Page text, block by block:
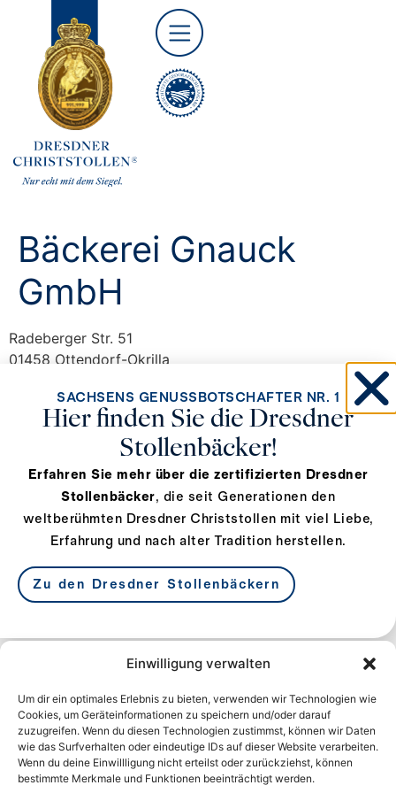
Einwilligung verwalten
Um dir ein optimales Erlebnis zu bieten, verwenden wir Technologien wie
Cookies, um Geräteinformationen zu speichern und/oder darauf
zuzugreifen. Wenn du diesen Technologien zustimmst, können wir Daten
wie das Surfverhalten oder eindeutige IDs auf dieser Website verarbeiten.
Wenn du deine Einwillligung nicht erteilst oder zurückziehst, können
bestimmte Merkmale und Funktionen beeinträchtigt werden.
Bäckerei Gnauck
GmbH
Radeberger Str. 51
01458 Ottendorf-Okrilla
F +49 35205 70193
info@stollen24.com
www.stollen24.com
DRESDNER STOLLEN E.V.
Am Lagerplatz 8
01099 Dresden
Deutschland
SACHSENS GENUSSBOTSCHAFTER NR. 1
Hier finden Sie die Dresdner
Stollenbäcker!
Erfahren Sie mehr über die zertifizierten Dresdner
Stollenbäcker, die seit Generationen den
weltberühmten Dresdner Christstollen mit viel Liebe,
Erfahrung und nach alter Tradition herstellen.
Zu den Dresdner Stollenbäckern